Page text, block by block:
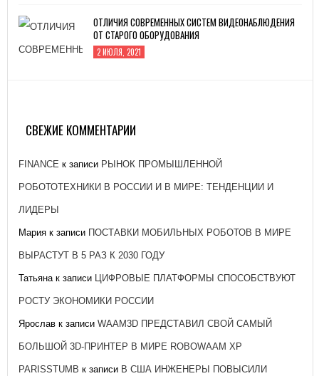
ОТЛИЧИЯ СОВРЕМЕННЫХ СИСТЕМ ВИДЕОНАБЛЮДЕНИЯ
ОТ СТАРОГО ОБОРУДОВАНИЯ
2 ИЮЛЯ, 2021
26 ЯНВАРЯ, 2021
СВЕЖИЕ КОММЕНТАРИИ
FINANCE к записи РЫНОК ПРОМЫШЛЕННОЙ
РОБОТОТЕХНИКИ В РОССИИ И В МИРЕ: ТЕНДЕНЦИИ И
ЛИДЕРЫ
Мария к записи ПОСТАВКИ МОБИЛЬНЫХ РОБОТОВ В МИРЕ
ВЫРАСТУТ В 5 РАЗ К 2030 ГОДУ
Татьянак записи ЦИФРОВЫЕ ПЛАТФОРМЫ СПОСОБСТВУЮТ
РОСТУ ЭКОНОМИКИ РОССИИ
Ярослав к записи WAAM3D ПРЕДСТАВИЛ СВОЙ САМЫЙ
БОЛЬШОЙ 3D-ПРИНТЕР В МИРЕ ROBOWAAM XP
PARISSTUMB к записи В США ИНЖЕНЕРЫ ПОВЫСИЛИ